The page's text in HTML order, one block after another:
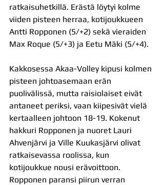
ratkaisuhetkillä. Erästä löytyi kolme
viiden pisteen herraa, kotijoukkueen
Antti Ropponen (5/+2) sekä vieraiden
Max Roque (5/+3) ja Eetu Mäki (5/+4).
Kakkosessa Akaa-Volley kipusi kolmen
pisteen johtoasemaan erän
puolivälissä, mutta raisiolaiset eivät
antaneet periksi, vaan kiipesivät vielä
kertaalleen johtoon 18-19. Kokenut
hakkuri Ropponen ja nuoret Lauri
Ahvenjärvi ja Ville Kuukasjärvi olivat
ratkaisevassa roolissa, kun
kotijoukkue nousi erävoittoon.
Ropponen paransi piirun verran